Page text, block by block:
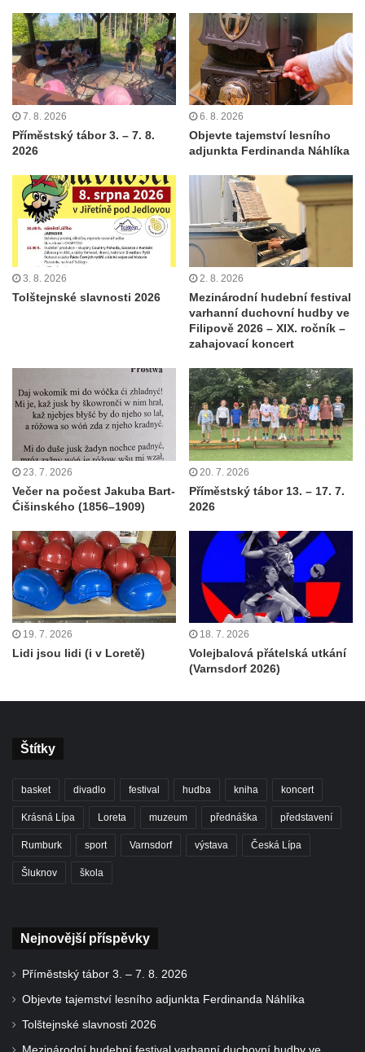
7. 8. 2026
Příměstský tábor 3. – 7. 8.
2026
6. 8. 2026
Objevte tajemství lesního
adjunkta Ferdinanda Náhlíka
3. 8. 2026
Tolštejnské slavnosti 2026
2. 8. 2026
Mezinárodní hudební festival
varhanní duchovní hudby ve
Filipově 2026 – XIX. ročník –
zahajovací koncert
23. 7. 2026
Večer na počest Jakuba Bart-
Ćišinského (1856–1909)
20. 7. 2026
Příměstský tábor 13. – 17. 7.
2026
19. 7. 2026
Lidi jsou lidi (i v Loretě)
18. 7. 2026
Volejbalová přátelská utkání
(Varnsdorf 2026)
Štítky
basket divadlo festival hudba kniha koncert
Krásná Lípa Loreta muzeum přednáška představení
Rumburk sport Varnsdorf výstava Česká Lípa
Šluknov škola
Nejnovější příspěvky
Příměstský tábor 3. – 7. 8. 2026
Objevte tajemství lesního adjunkta Ferdinanda Náhlíka
Tolštejnské slavnosti 2026